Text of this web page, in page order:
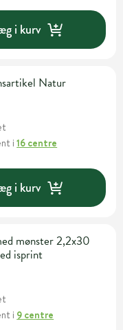
i kurv
Natur
i16 centre
i kurv
mønster 2,2x30
isprint
i 9 centre